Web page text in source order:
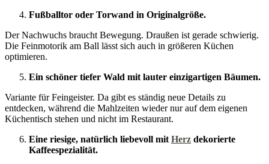
Fußballtor oder Torwand in Originalgröße.
Der Nachwuchs braucht Bewegung. Draußen ist gerade schwierig.
Die Feinmotorik am Ball lässt sich auch in größeren Küchen
optimieren.
Ein schöner tiefer Wald mit lauter einzigartigen Bäumen.
Variante für Feingeister. Da gibt es ständig neue Details zu
entdecken, während die Mahlzeiten wieder nur auf dem eigenen
Küchentisch stehen und nicht im Restaurant.
Eine riesige, natürlich liebevoll mit Herz dekorierte
Kaffeespezialität.